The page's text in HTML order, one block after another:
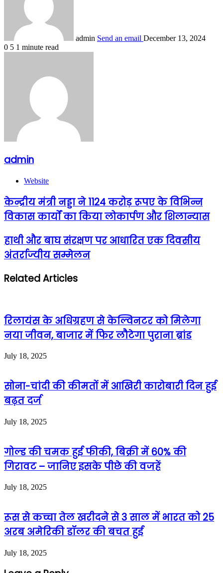
admin Send an email December 13, 2024
0 5 1 minute read
admin
Website
केन्द्रीय मंत्री नड्डा ने 1124 करोड़ रूपए के विभिन्न
विकास कार्याें का किया लोकार्पण और शिलान्यास
हाथी और बाघ संरक्षण पर आधारित एक दिवसीय
अंतर्राज्यीय सम्मेलन
Related Articles
रिलायंस के अधिग्रहण से केल्विनटर को मिलेगा
नया जीवन, बाजार में फिर लौटेगा पुराना ब्रांड
July 18, 2025
सोना-चांदी की कीमतों में आखिरी कारोबारी दिन हुई
बढ़त दर्ज
July 18, 2025
गोल्ड की चमक हुई फीकी, बिक्री में 60% की
गिरावट – जानिए इसके पीछे की वजहें
July 18, 2025
रूस से कच्चा तेल खरीदने से 3 साल में भारत को 25
अरब अमेरिकी डॉलर की बचत हुई
July 18, 2025